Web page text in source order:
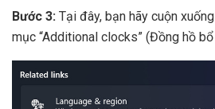
Bước 3: Tại đây, bạn hãy cuộn
mục “Additional clocks” (Đồng hồ